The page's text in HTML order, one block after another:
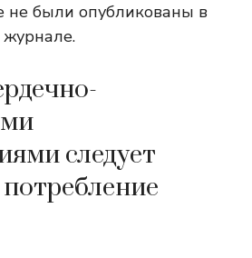
не были опубликованы в
следует